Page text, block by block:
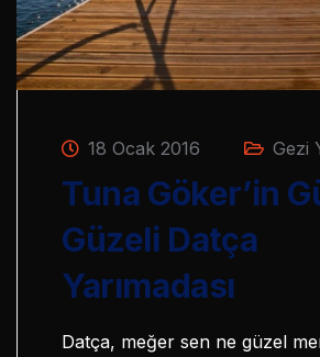
18 Ocak 2016 Gezi
Tuna Göker’in
Güzeli Datça
Yarımadası
Datça, meğer sen ne güzel